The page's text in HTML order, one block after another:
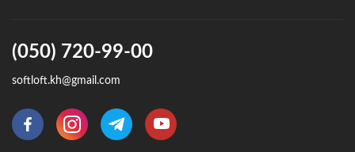
(050) 720-99-00
softloft.kh@gmail.com